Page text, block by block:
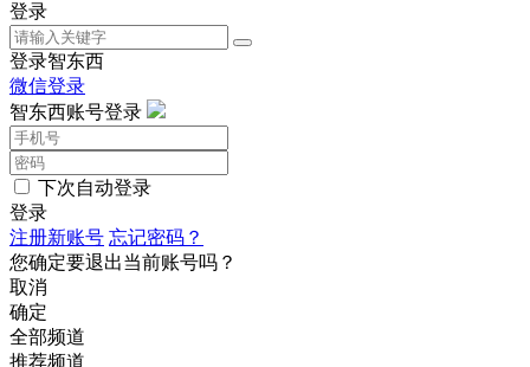
登录
登录智东西
微信登录
智东西账号登录
下次自动登录
登录
注册新账号 忘记密码？
您确定要退出当前账号吗？
取消
确定
全部频道
推荐频道